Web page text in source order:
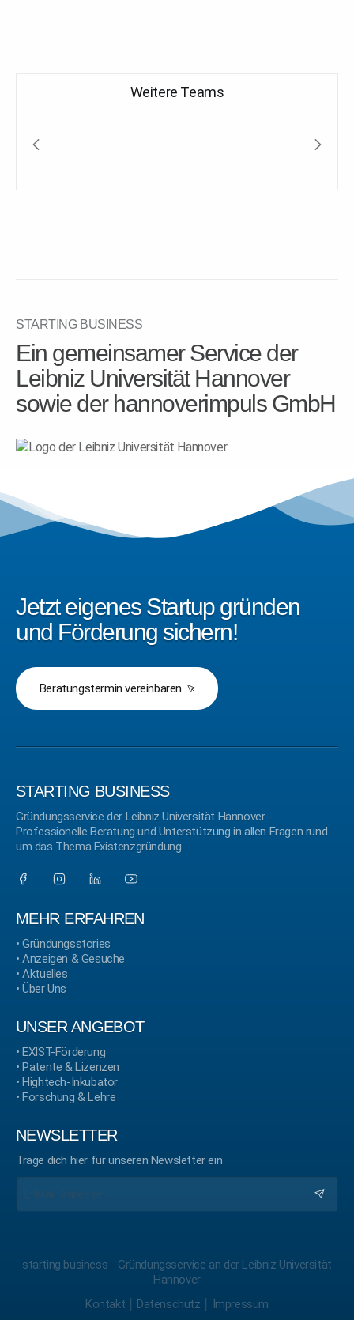
Weitere Teams
STARTING BUSINESS
Ein gemeinsamer Service der
Leibniz Universität Hannover
sowie der hannoverimpuls GmbH
Jetzt eigenes Startup gründen
und Förderung sichern!
Beratungstermin vereinbaren
STARTING BUSINESS
Gründungsservice der Leibniz Universität Hannover -
Professionelle Beratung und Unterstützung in allen Fragen rund
um das Thema Existenzgründung.
MEHR ERFAHREN
•Gründungsstories
•Anzeigen & Gesuche
•Aktuelles
•Über Uns
UNSER ANGEBOT
•EXIST-Förderung
•Patente & Lizenzen
•Hightech-Inkubator
•Forschung & Lehre
NEWSLETTER
Trage dich hier für unseren Newsletter ein
starting business - Gründungsservice an der Leibniz Universität
Hannover
Kontakt
Datenschutz Impressum